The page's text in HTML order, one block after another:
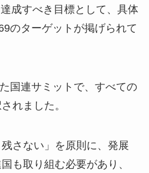
成すべき目標として、具体
のターゲットが掲げられて
国連サミットで、すべての
れました。
残さない」を原則に、発展
も取り組む必要があり、